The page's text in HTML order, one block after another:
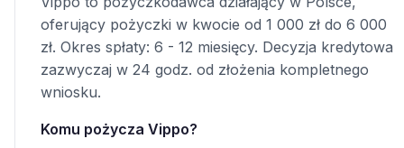
oferujący pożyczki w kwocie od 1 000 zł do 6 000
zł. Okres spłaty: 6 - 12 miesięcy. Decyzja kredytowa
zazwyczaj w 24 godz. od złożenia kompletnego
wniosku.
Komu pożycza Vippo?